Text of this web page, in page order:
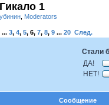
1
Moderators
... 3, 4, 5, 6, 7, 8, 9 ... 20 След.
Стали
ДА!
НЕТ!
Сообщение